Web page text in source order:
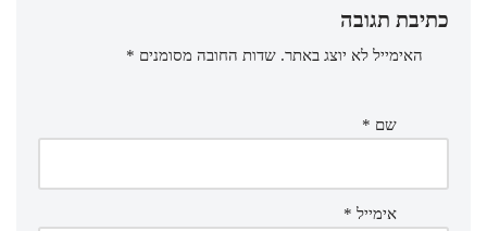
כתיבת תגובה
האימייל לא יוצג באתר. שדות החובה מסומנים *
שם *
אימייל *